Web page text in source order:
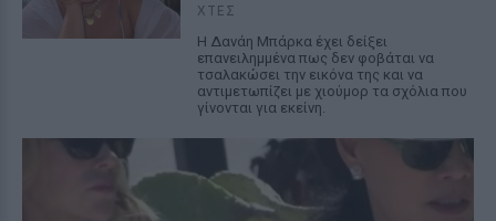
ΧΤΕΣ
Η Δανάη Μπάρκα έχει δείξει
επανειλημμένα πως δεν φοβάται να
τσαλακώσει την εικόνα της και να
αντιμετωπίζει με χιούμορ τα σχόλια που
γίνονται για εκείνη.